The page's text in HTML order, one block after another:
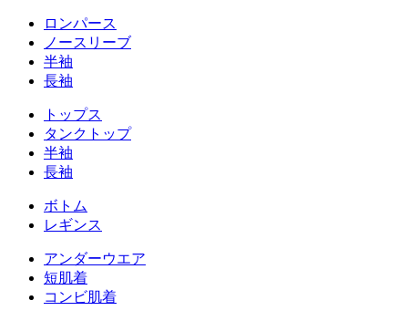
ロンパース
ノースリーブ
半袖
⻑袖
トップス
タンクトップ
半袖
⻑袖
ボトム
レギンス
アンダーウエア
短肌着
コンビ肌着